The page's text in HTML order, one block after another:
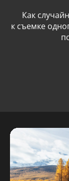
Как
к съемке